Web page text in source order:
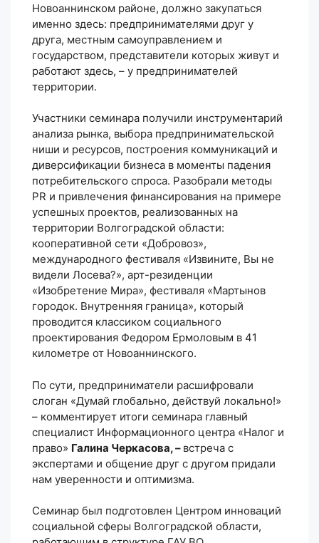
Новоаннинском районе, должно закупаться
именно здесь: предпринимателями друг у
друга, местным самоуправлением и
государством, представители которых живут и
работают здесь, – у предпринимателей
территории.
Участники семинара получили инструментарий
анализа рынка, выбора предпринимательской
ниши и ресурсов, построения коммуникаций и
диверсификации бизнеса в моменты падения
потребительского спроса. Разобрали методы
PR и привлечения финансирования на примере
успешных проектов, реализованных на
территории Волгоградской области:
кооперативной сети «Добровоз»,
международного фестиваля «Извините, Вы не
видели Лосева?», арт-резиденции
«Изобретение Мира», фестиваля «Мартынов
городок. Внутренняя граница», который
проводится классиком социального
проектирования Федором Ермоловым в 41
километре от Новоаннинского.
По сути, предприниматели расшифровали
слоган «Думай глобально, действуй локально!»
– комментирует итоги семинара главный
специалист Информационного центра «Налог и
право» Галина Черкасова, – встреча с
экспертами и общение друг с другом придали
нам уверенности и оптимизма.
Семинар был подготовлен Центром инноваций
социальной сферы Волгоградской области,